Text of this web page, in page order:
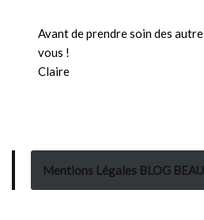
Avant de prendre soin des
vous !
Claire
Mentions Légales BLOG